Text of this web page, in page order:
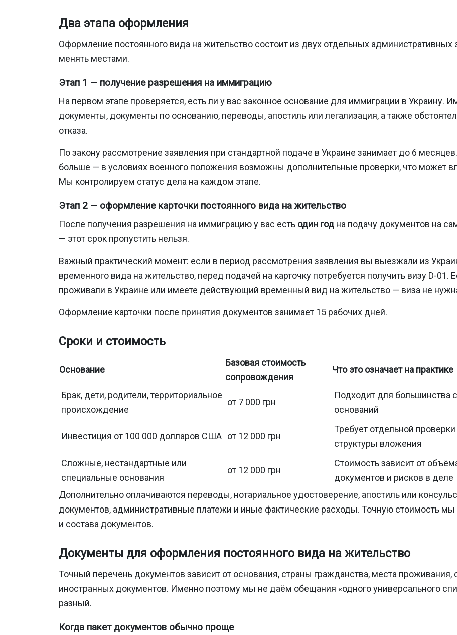
Два этапа оформления
Оформление постоянного вида на жительство состоит из двух отдельных административных
менять местами.
Этап 1 — получение разрешения на иммиграцию
На первом этапе проверяется, есть ли у вас законное основание для иммиграции в Украину.
документы, документы по основанию, переводы, апостиль или легализация, а также
отказа.
По закону рассмотрение заявления при стандартной подаче в Украине занимает до 6
больше — в условиях военного положения возможны дополнительные проверки, что может
Мы контролируем статус дела на каждом этапе.
Этап 2 — оформление карточки постоянного вида на жительство
После получения разрешения на иммиграцию у вас есть один год на подачу документов на
— этот срок пропустить нельзя.
Важный практический момент: если в период рассмотрения заявления вы выезжали из
временного вида на жительство, перед подачей на карточку потребуется получить визу D-01.
проживали в Украине или имеете действующий временный вид на жительство — виза не
Оформление карточки после принятия документов занимает 15 рабочих дней.
Сроки и стоимость
Основание
Базовая стоимость
сопровождения
Что это означает на практике
Брак, дети, родители, территориальное
происхождение
от 7 000 грн
Подходит для большинства
оснований
Инвестиция от 100 000 долларов США от 12 000 грн
Требует отдельной
структуры вложения
Сложные, нестандартные или
специальные основания
от 12 000 грн
Стоимость зависит от
документов и рисков в деле
Дополнительно оплачиваются переводы, нотариальное удостоверение, апостиль или
документов, административные платежи и иные фактические расходы. Точную стоимость
и состава документов.
Документы для оформления постоянного вида на жительство
Точный перечень документов зависит от основания, страны гражданства, места проживания,
иностранных документов. Именно поэтому мы не даём обещания «одного универсального
разный.
Когда пакет документов обычно проще